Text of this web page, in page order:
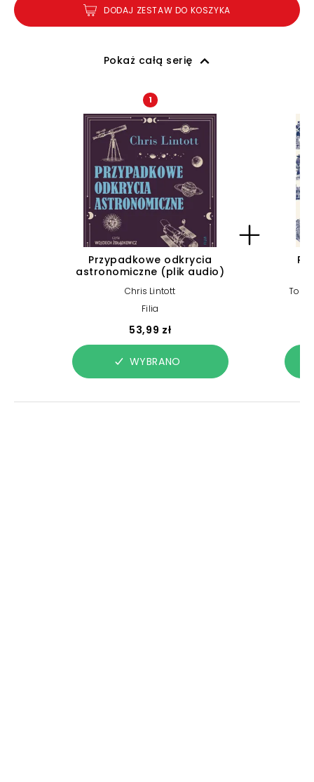
DODAJ ZESTAW DO KOSZYKA
Pokaż całą serię
1
Przypadkowe odkrycia
astronomiczne (plik audio)
Chris Lintott
Filia
53,99 zł
WYBRANO
Tom